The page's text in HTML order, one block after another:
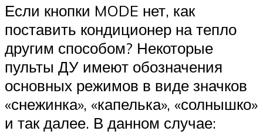
Если кнопки MODE нет, как
поставить кондиционер на тепло
другим способом? Некоторые
пульты ДУ имеют обозначения
основных режимов в виде значков
«снежинка», «капелька», «солнышко»
и так далее. В данном случае: